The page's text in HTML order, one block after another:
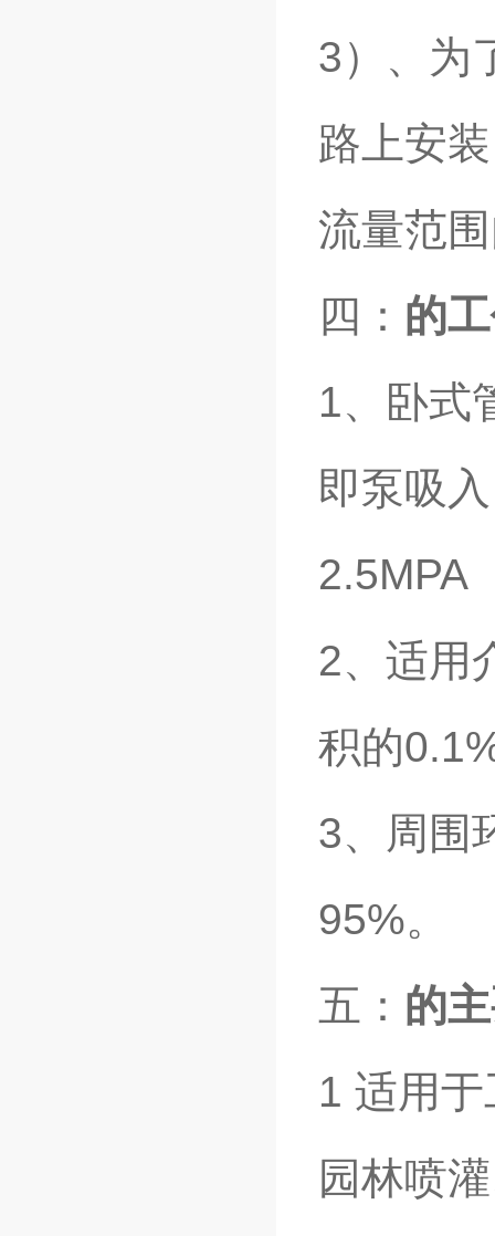
3）、为
路上安装
流量范
四： 的
1、卧式
即泵吸
2.5MPA
2、适用
积的
3、周围
95%。
五： 的
1 适用
园林喷